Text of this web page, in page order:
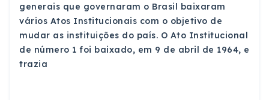
generais que governaram o Brasil baixaram
vários Atos Institucionais com o objetivo de
mudar as instituições do país. O Ato Institucional
de número 1 foi baixado, em 9 de abril de 1964, e
trazia